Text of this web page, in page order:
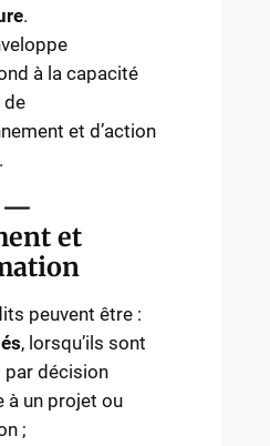
.
à la capacité
de
et d’action
—
et
peuvent être :
, lorsqu’ils sont
décision
à un projet ou
;